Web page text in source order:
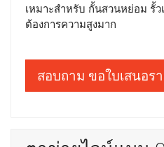
เหมาะสำหรับ กั้นสวนหย่อม รั้
ต้องการความสูงมาก
สอบถาม ขอใบเสนอร